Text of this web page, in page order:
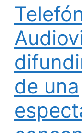
de una